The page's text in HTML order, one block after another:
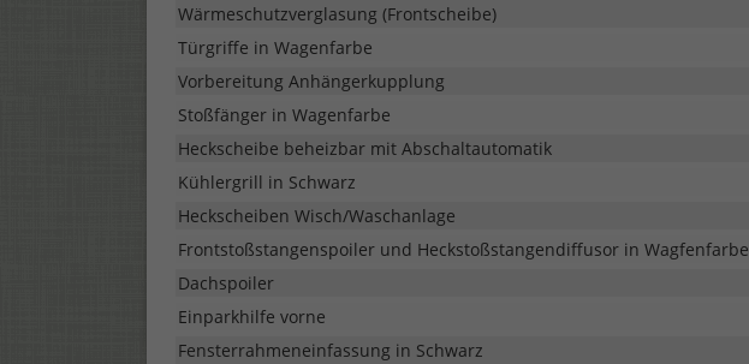
Wärmeschutzverglasung (Frontscheibe)
Türgriffe in Wagenfarbe
Vorbereitung Anhängerkupplung
Stoßfänger in Wagenfarbe
Heckscheibe beheizbar mit Abschaltautomatik
Kühlergrill in Schwarz
Heckscheiben Wisch/Waschanlage
Frontstoßstangenspoiler und Heckstoßstangendiffusor in Wagfenfarbe
Dachspoiler
Einparkhilfe vorne
Fensterrahmeneinfassung in Schwarz